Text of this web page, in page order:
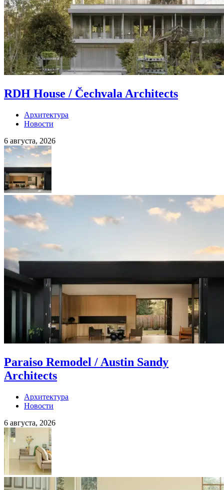
RDH House / Čechvala Architects
Архитектура
Новости
6 августа, 2026
Paraiso Remodel / Austin Sandy
Architects
Архитектура
Новости
6 августа, 2026